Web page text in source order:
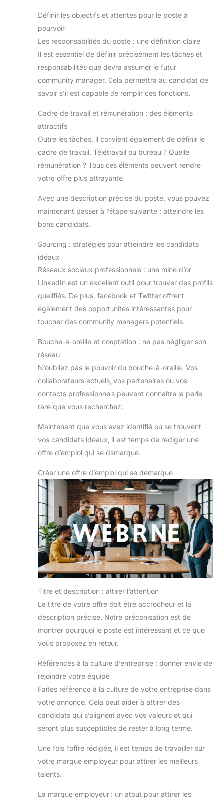
Définir les objectifs et attentes pour le poste à
pourvoir
Les responsabilités du poste : une définition claire
Il est essentiel de définir précisément les tâches et
responsabilités que devra assumer le futur
community manager. Cela permettra au candidat de
savoir s’il est capable de remplir ces fonctions.
Cadre de travail et rémunération : des éléments
attractifs
Outre les tâches, il convient également de définir le
cadre de travail. Télétravail ou bureau ? Quelle
rémunération ? Tous ces éléments peuvent rendre
votre offre plus attrayante.
Avec une description précise du poste, vous pouvez
maintenant passer à l’étape suivante : atteindre les
bons candidats.
Sourcing : stratégies pour atteindre les candidats
idéaux
Réseaux sociaux professionnels : une mine d’or
LinkedIn est un excellent outil pour trouver des profils
qualifiés. De plus, facebook et Twitter offrent
également des opportunités intéressantes pour
toucher des community managers potentiels.
Bouche-à-oreille et cooptation : ne pas négliger son
réseau
N’oubliez pas le pouvoir du bouche-à-oreille. Vos
collaborateurs actuels, vos partenaires ou vos
contacts professionnels peuvent connaître la perle
rare que vous recherchez.
Maintenant que vous avez identifié où se trouvent
vos candidats idéaux, il est temps de rédiger une
offre d’emploi qui se démarque.
Créer une offre d’emploi qui se démarque
Titre et description : attirer l’attention
Le titre de votre offre doit être accrocheur et la
description précise. Notre préconisation est de
montrer pourquoi le poste est intéressant et ce que
vous proposez en retour.
Références à la culture d’entreprise : donner envie de
rejoindre votre équipe
Faites référence à la culture de votre entreprise dans
votre annonce. Cela peut aider à attirer des
candidats qui s’alignent avec vos valeurs et qui
seront plus susceptibles de rester à long terme.
Une fois l’offre rédigée, il est temps de travailler sur
votre marque employeur pour attirer les meilleurs
talents.
La marque employeur : un atout pour attirer les